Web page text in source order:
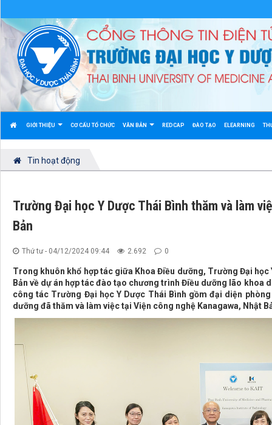
GIỚI THIỆU CƠ CẤU TỔ CHỨC VĂN BẢN REDCAP ĐÀO TẠO ELEARNING
Tin hoạt động
Trường Đại học Y Dược Thái Bình thăm và làm
Bản
Thứ tư - 04/12/2024 09:44 2.692 0
Trong khuôn khổ hợp tác giữa Khoa Điều dưỡng, Trường Đại học
Bản về dự án hợp tác đào tạo chương trình Điều dưỡng lão khoa
công tác Trường Đại học Y Dược Thái Bình gồm đại diện
dưỡng đã thăm và làm việc tại Viện công nghệ Kanagawa, Nhật